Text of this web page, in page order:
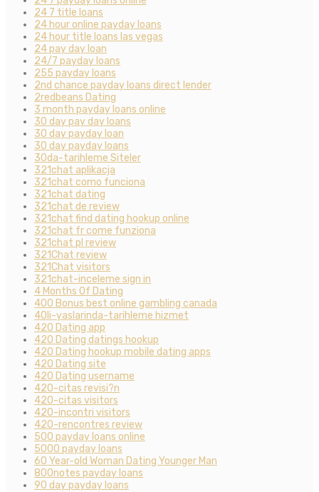
24 7 title loans
24 hour online payday loans
24 hour title loans las vegas
24 pay day loan
24/7 payday loans
255 payday loans
2nd chance payday loans direct lender
2redbeans Dating
3 month payday loans online
30 day pay day loans
30 day payday loan
30 day payday loans
30da-tarihleme Siteler
321chat aplikacja
321chat como funciona
321chat dating
321chat de review
321chat find dating hookup online
321chat fr come funziona
321chat pl review
321Chat review
321Chat visitors
321chat-inceleme sign in
4 Months Of Dating
400 Bonus best online gambling canada
40li-yaslarinda-tarihleme hizmet
420 Dating app
420 Dating datings hookup
420 Dating hookup mobile dating apps
420 Dating site
420 Dating username
420-citas revisi?n
420-citas visitors
420-incontri visitors
420-rencontres review
500 payday loans online
5000 payday loans
60 Year-old Woman Dating Younger Man
800notes payday loans
90 day payday loans